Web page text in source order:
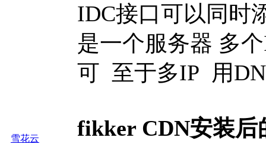
雪花云
IDC接口可以同时
是一个服务器 多
可 至于多IP 用
fikker CDN安装